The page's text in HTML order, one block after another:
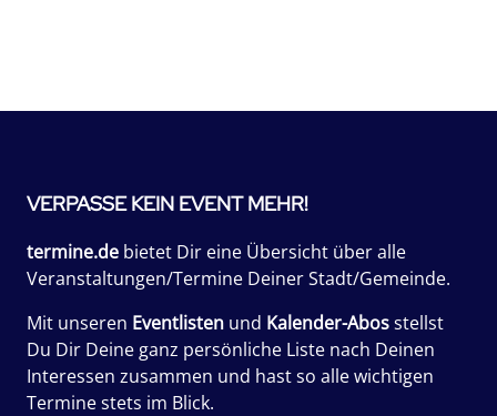
VERPASSE KEIN EVENT MEHR!
termine.de bietet Dir eine Übersicht über alle
Veranstaltungen/Termine Deiner Stadt/Gemeinde.
Mit unseren Eventlisten und Kalender-Abosstellst
Du Dir Deine ganz persönliche Liste nach Deinen
Interessen zusammen und hast so alle wichtigen
Termine stets im Blick.